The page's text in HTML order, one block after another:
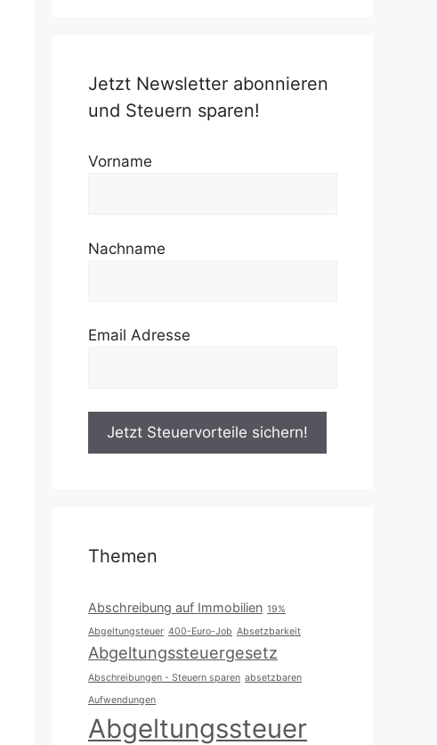
Jetzt Newsletter abonnieren
und Steuern sparen!
Vorname
Nachname
Email Adresse
Themen
Abschreibung auf Immobilien 19%
Abgeltungsteuer 400-Euro-Job Absetzbarkeit
Abgeltungssteuergesetz
Abschreibungen - Steuern sparen absetzbaren
Aufwendungen
Abgeltungssteuer